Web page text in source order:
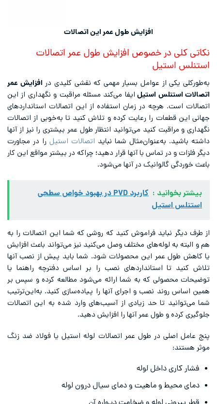
افزایش طول عمر این اتصالات
نکاتی کلی در خصوص افزایش طول عمر اتصالات
استنلس استیل
به‌طورکلی یکی از عوامل بسیار مهمی که نقشی کلیدی در افزایش عمر
اتصالات استنلس استیل ایفا می‌کند مسئله مراقبت و نگهداری از این
اتصالات است. هرچه در زمان استفاده از این اتصالات استانداردهای
جهانی این قطعات را رعایت کرده و تلاش کنید تا به‌خوبی از اتصالات
نگهداری و مراقبت کنید می‌توانید انتظار طول عمر بیشتری را نیز از آنها
داشته باشید. به‌عنوان‌مثال شما نباید اتصالات استیل را در مجاورت
دیگر فلزات و در تماس با آنها قرار دهید؛ چراکه در بیشتر مواقع این کار
باعث خوردگی گالوانیک در آنها می‌شود.
بیشتر بخوانید :
کاربرد PVD در بهبود خواص سطحی
استنلس استیل
از طرف دیگر نباید فراموش کنید که روشی که شما این اتصالات را به
هم و البته به لوله‌های مختلف وصل می‌کنید نیز می‌تواند باعث افزایش
یا کاهش طول عمر این محصولات شود. شما باید پیش از نصب آنها
تلاش کنید تا استانداردهای نصب را بر اساس دفترچه راهنما یا
توضیحات محصولی که به شما ارائه می‌شود مطالعه کرده و سپس بر
همین اساس روند نصب و اجرای آنها را پیاده‌سازی کنید. به‌این‌ترتیب
شما می‌توانید تا حد زیادی از آسیب‌های وارد شده به این اتصالات
جلوگیری کرده و طول عمر آنها را افزایش دهید.
پنج عامل اصلی در طول عمر اتصالات لوله استیل یا فولاد ضد زنگ
موثر هستند:
فشار کاری داخل لوله
دمای محیط و ماهیت و دمای سیال درون لوله